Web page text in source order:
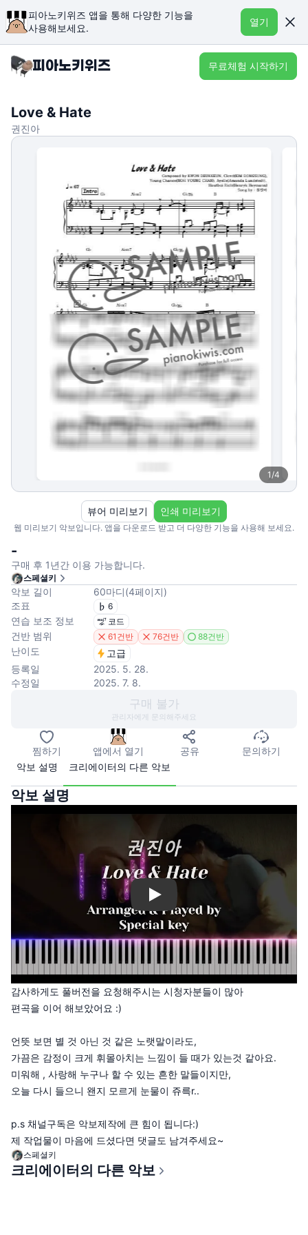
피아노키위즈 앱을 통해 다양한 기능을
사용해보세요.
열기
무료체험 시작하기
Love & Hate
권진아
1/4
웹 미리보기 악보입니다. 앱을 다운로드 받고 더 다양한 기능을 사용해 보세요.
뷰어 미리보기 인쇄 미리보기
-
구매 후 1년간 이용 가능합니다.
스페셜키
악보 길이 60마디(4페이지)
조표
6
연습 보조 정보 코드
건반 범위 61건반 76건반 88건반
난이도
고급
등록일
2025. 5. 28.
수정일
2025. 7. 8.
구매 불가
관리자에게 문의해주세요
찜하기 앱에서 열기 공유
문의하기
악보 설명
크리에이터의 다른 악보
악보 설명
Play
감사하게도 풀버전을 요청해주시는 시청자분들이 많아
편곡을 이어 해보았어요 :)
언뜻 보면 별 것 아닌 것 같은 노랫말이라도,
가끔은 감정이 크게 휘몰아치는 느낌이 들 때가 있는것 같아요.
미워해 , 사랑해 누구나 할 수 있는 흔한 말들이지만,
오늘 다시 들으니 왠지 모르게 눈물이 쥬륵r..
p.s 채널구독은 악보제작에 큰 힘이 됩니다:)
제 작업물이 마음에 드셨다면 댓글도 남겨주세요~
스페셜키
크리에이터의 다른 악보